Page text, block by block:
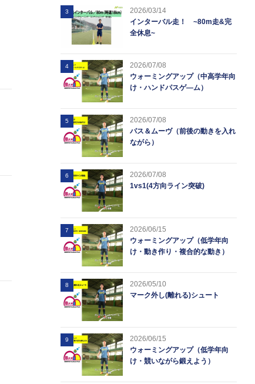
3
2026/03/14
インターバル走！ ~80m走&完
全休息~
4
2026/07/08
ウォーミングアップ（中高学年向
け・ハンドパスゲ―ム）
5
2026/07/08
パス＆ムーヴ（前後の動きを入れ
ながら）
6
2026/07/08
1vs1(4方向ライン突破)
7
2026/06/15
ウォーミングアップ（低学年向
け・動き作り・複合的な動き）
8
2026/05/10
マーク外し(離れる)シュート
9
2026/06/15
ウォーミングアップ（低学年向
け・競いながら鍛えよう）